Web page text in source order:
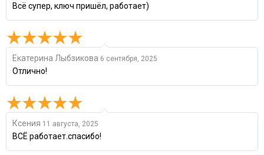
Всё супер, ключ пришёл, работает)
Екатерина Лыбзикова 6 сентября, 2025
Отлично!
Ксения 11 августа, 2025
ВСЁ работает.спасибо!